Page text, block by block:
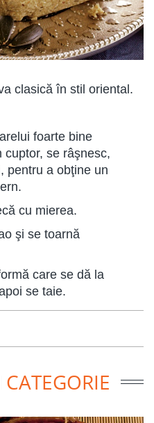
clasică în stil oriental.
foarte bine
cuptor, se râşnesc,
pentru a obţine un
cu mierea.
şi se toarnă
care se dă la
se taie.
CATEGORIE